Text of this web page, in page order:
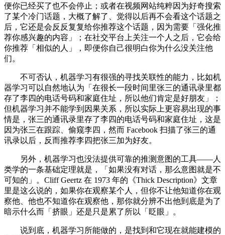
便你已经买了也不会停止；或者在视频网站纯粹因为好奇搜索
了某个冷门话题，大概了解了、觉得以后再不会看这个话题之
后，它还是会反反复复给你推荐这个话题，因为需要「强化推
荐你感兴趣的内容」；在社交平台上关注一个人之后，它会给
你推荐「相似的人」，即便你自己很明白你为什么没关注他
们。
不可否认，机器学习有很强的寻找关联性的能力，比如机
器学习可以自然地认为「在很长一段时间里张三的通讯录里都
存了李四的电话号码和家庭住址，所以他们肯定是好朋友」；
但机器学习并不能学到因果关系，所以实际上更容易出现的事
情是，张三的通讯录里存了李四的电话号码和家庭住址，这是
因为张三在跟踪、偷窥李四，然而 Facebook 扫描了张三的通
讯录以后，反而推荐李四把张三加为好友。
另外，机器学习也没法提供可靠的推测意图的工具——人
类学的一条基础定理就是，「如果没有对话，那么意图就是不
可知的」。Cliff Geertz 在 1973 年的《Thick Description》文章
里是这么说的，如果你在观察某个人，但你不让他知道你在观
察他、他也不知道你在观察他，那你就分辨不出他到底是为了
暗示什么而「挤眼」还是只是累了所以「眨眼」。
说到底，机器学习所能做的，是找到和它现在就能建模的